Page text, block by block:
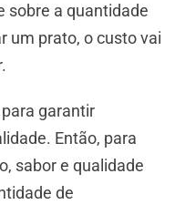
sobre a quantidade
um prato, o custo vai
garantir
Então, para
sabor e qualidade
de